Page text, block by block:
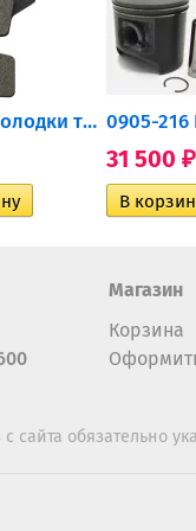
05-252 Колодки тормозные...
31 500 ₽
Магазин
Корзина
сайта обязательно